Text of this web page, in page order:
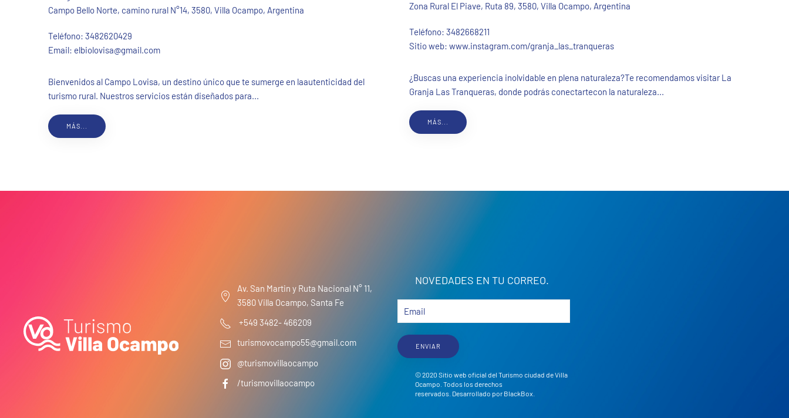
Campo Bello Norte, camino rural N°14, 3580, Villa Ocampo, Argentina
Teléfono: 3482620429
Email: elbiolovisa@gmail.com
Bienvenidos al Campo Lovisa, un destino único que te sumerge en laautenticidad del
turismo rural. Nuestros servicios están diseñados para...
MÁS...
Zona Rural El Piave, Ruta 89, 3580, Villa Ocampo, Argentina
Teléfono: 3482668211
Sitio web: www.instagram.com/granja_las_tranqueras
¿Buscas una experiencia inolvidable en plena naturaleza?Te recomendamos visitar La
Granja Las Tranqueras, donde podrás conectartecon la naturaleza...
MÁS...
Av. San Martin y Ruta Nacional N° 11,
3580 Villa Ocampo, Santa Fe
+549 3482- 466209
turismovocampo55@gmail.com
@turismovillaocampo
/turismovillaocampo
NOVEDADES EN TU CORREO.
ENVIAR
© 2020 Sitio web oficial del Turismo ciudad de Villa
Ocampo. Todos los derechos
reservados. Desarrollado por BlackBox